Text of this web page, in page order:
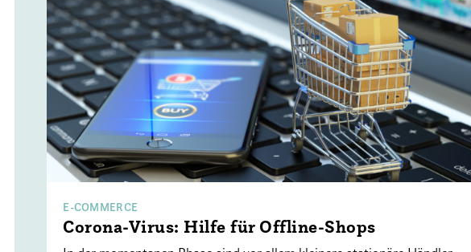
E-COMMERCE
Corona-Virus: Hilfe für Offline-Shops